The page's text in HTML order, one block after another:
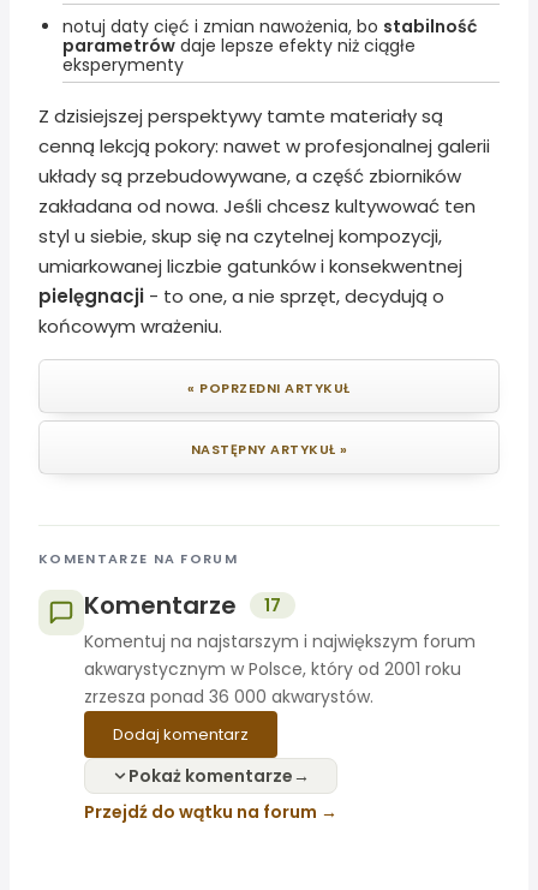
notuj daty cięć i zmian nawożenia, bo stabilność
parametrów daje lepsze efekty niż ciągłe
eksperymenty
Z dzisiejszej perspektywy tamte materiały są
cenną lekcją pokory: nawet w profesjonalnej galerii
układy są przebudowywane, a część zbiorników
zakładana od nowa. Jeśli chcesz kultywować ten
styl u siebie, skup się na czytelnej kompozycji,
umiarkowanej liczbie gatunków i konsekwentnej
pielęgnacji - to one, a nie sprzęt, decydują o
końcowym wrażeniu.
« POPRZEDNI ARTYKUŁ
NASTĘPNY ARTYKUŁ »
KOMENTARZE NA FORUM
Komentarze
17
Komentuj na najstarszym i największym forum
akwarystycznym w Polsce, który od 2001 roku
zrzesza ponad 36 000 akwarystów.
Dodaj komentarz
Pokaż komentarze
Przejdź do wątku na forum